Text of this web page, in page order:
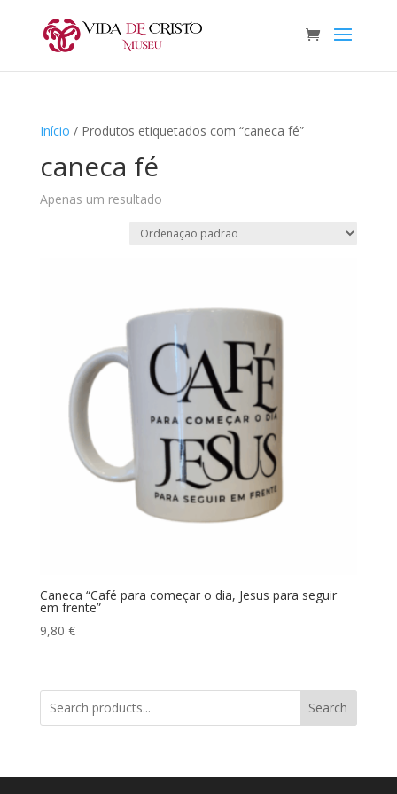
Início / Produtos etiquetados com “caneca fé”
caneca fé
Apenas um resultado
Caneca “Café para começar o dia, Jesus para seguir
em frente”
9,80 €
Search